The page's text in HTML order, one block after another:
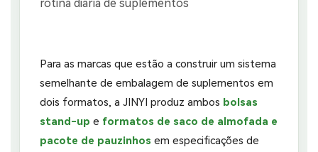
Para as marcas que estão a construir um sistema
semelhante de embalagem de suplementos em
dois formatos, a JINYI produz ambos bolsas
stand-up e formatos de saco de almofada e
pacote de pauzinhos em especificações de